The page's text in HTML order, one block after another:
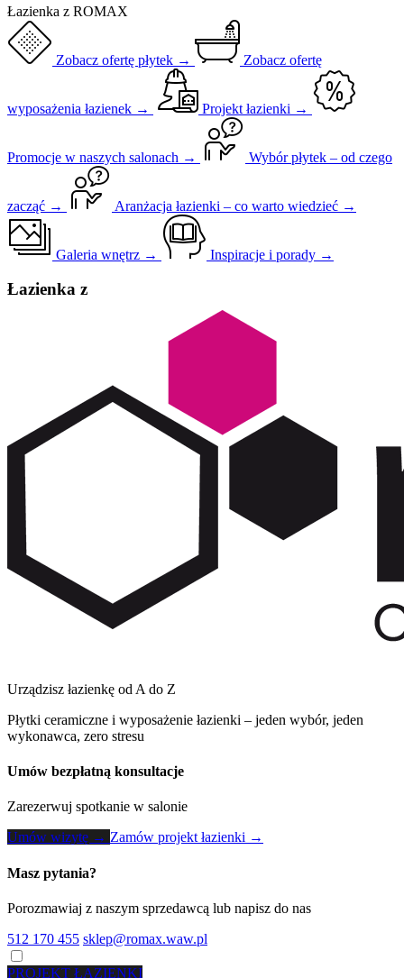
Łazienka z ROMAX
Zobacz ofertę płytek → Zobacz ofertę
wyposażenia łazienek → Projekt łazienki →
Promocje w naszych salonach → Wybór płytek – od czego
zacząć → Aranżacja łazienki – co warto wiedzieć →
Galeria wnętrz → Inspiracje i porady →
Łazienka z
Urządzisz łazienkę od A do Z
Płytki ceramiczne i wyposażenie łazienki – jeden wybór, jeden
wykonawca, zero stresu
Umów bezpłatną konsultacje
Zarezerwuj spotkanie w salonie
Umów wizytę → Zamów projekt łazienki →
Masz pytania?
Porozmawiaj z naszym sprzedawcą lub napisz do nas
512 170 455 sklep@romax.waw.pl
PROJEKT ŁAZIENKI